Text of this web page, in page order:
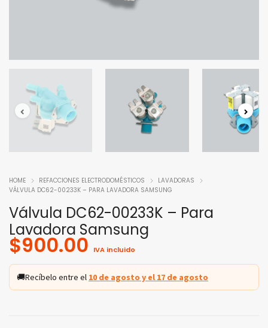
HOME REFACCIONES ELECTRODOMÉSTICOS
LAVADORAS
VÁLVULA DC62-00233K – PARA LAVADORA SAMSUNG
Válvula DC62-00233K – Para
Lavadora Samsung
$900.00 IVA incluido
🚚Recíbelo entre el 10 de agosto y el 17 de agosto